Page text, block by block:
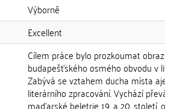
Výborně
Excellent
Cílem práce bylo prozkoumat obraz
budapešťského osmého obvodu v
Zabývá se vztahem ducha místa
literárního zpracování. Vychází
maďarské beletrie 19. a 20. století,